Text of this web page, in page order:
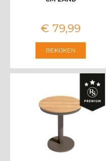
€ 79,99
BEKIJKEN